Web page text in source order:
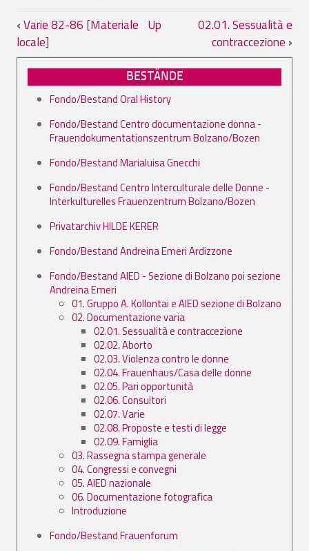
Book traversal links for 02.
‹Varie 82-86 [Materiale
locale]
Up
02.01. Sessualità e
contraccezione ›
BESTÄNDE
Fondo/Bestand Oral History
Fondo/Bestand Centro documentazione donna -
Frauendokumentationszentrum Bolzano/Bozen
Fondo/Bestand Marialuisa Gnecchi
Fondo/Bestand Centro Interculturale delle Donne -
Interkulturelles Frauenzentrum Bolzano/Bozen
Privatarchiv HILDE KERER
Fondo/Bestand Andreina Emeri Ardizzone
Fondo/Bestand AIED - Sezione di Bolzano poi sezione
Andreina Emeri
01. Gruppo A. Kollontai e AIED sezione di Bolzano
02. Documentazione varia
02.01. Sessualità e contraccezione
02.02. Aborto
02.03. Violenza contro le donne
02.04. Frauenhaus/Casa delle donne
02.05. Pari opportunità
02.06. Consultori
02.07. Varie
02.08. Proposte e testi di legge
02.09. Famiglia
03. Rassegna stampa generale
04. Congressi e convegni
05. AIED nazionale
06. Documentazione fotografica
Introduzione
Fondo/Bestand Frauenforum